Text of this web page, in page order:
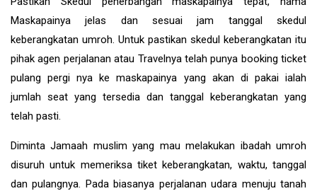
Maskapainya jelas dan sesuai jam tanggal skedul
keberangkatan umroh. Untuk pastikan skedul keberangkatan itu
pihak agen perjalanan atau Travelnya telah punya booking ticket
pulang pergi nya ke maskapainya yang akan di pakai ialah
jumlah seat yang tersedia dan tanggal keberangkatan yang
telah pasti.
Diminta Jamaah muslim yang mau melakukan ibadah umroh
disuruh untuk memeriksa tiket keberangkatan, waktu, tanggal
dan pulangnya. Pada biasanya perjalanan udara menuju tanah